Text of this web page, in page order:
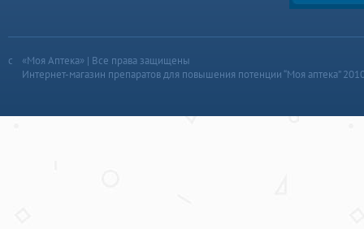
«Моя Аптека» | Все права защищены
Интернет-магазин препаратов для повышения потенции “Моя аптека”